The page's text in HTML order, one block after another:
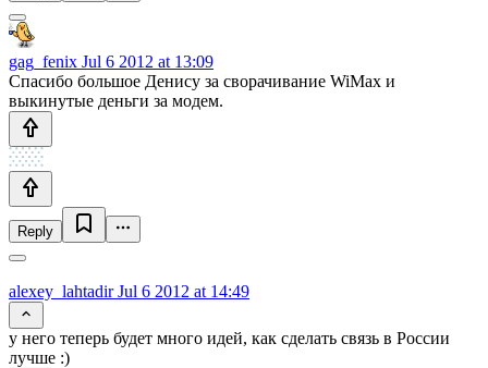
gag_fenix Jul 6 2012 at 13:09
Спасибо большое Денису за сворачивание WiMax и
выкинутые деньги за модем.
Reply
alexey_lahtadirJul 6 2012 at 14:49
у него теперь будет много идей, как сделать связь в России
лучше :)